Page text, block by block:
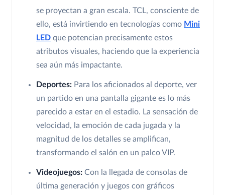
se proyectan a gran escala. TCL, consciente de
ello, está invirtiendo en tecnologías como Mini
LED que potencian precisamente estos
atributos visuales, haciendo que la experiencia
sea aún más impactante.
Deportes: Para los aficionados al deporte, ver
un partido en una pantalla gigante es lo más
parecido a estar en el estadio. La sensación de
velocidad, la emoción de cada jugada y la
magnitud de los detalles se amplifican,
transformando el salón en un palco VIP.
Videojuegos: Con la llegada de consolas de
última generación y juegos con gráficos